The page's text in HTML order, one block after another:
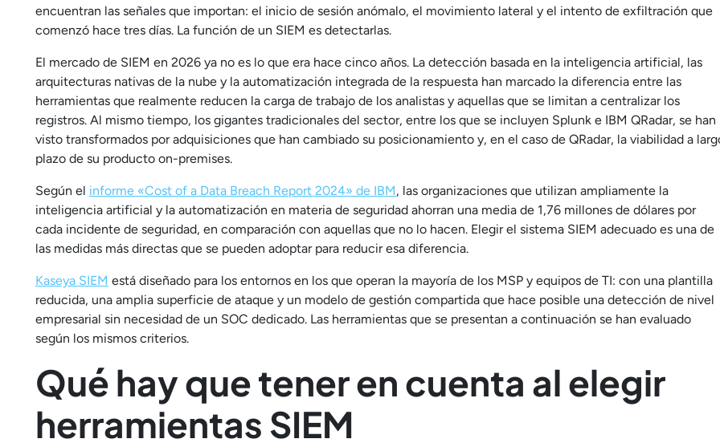
encuentran las señales que importan: el inicio de sesión anómalo, el movimiento lateral y el intento de exfiltración que
comenzó hace tres días. La función de un SIEM es detectarlas.
El mercado de SIEM en 2026 ya no es lo que era hace cinco años. La detección basada en la inteligencia artificial, las
arquitecturas nativas de la nube y la automatización integrada de la respuesta han marcado la diferencia entre las
herramientas que realmente reducen la carga de trabajo de los analistas y aquellas que se limitan a centralizar los
registros. Al mismo tiempo, los gigantes tradicionales del sector, entre los que se incluyen Splunk e IBM QRadar, se han
visto transformados por adquisiciones que han cambiado su posicionamiento y, en el caso de QRadar, la viabilidad a
plazo de su producto on-premises.
Según el informe «Cost of a Data Breach Report 2024» de IBM, las organizaciones que utilizan ampliamente la
inteligencia artificial y la automatización en materia de seguridad ahorran una media de 1,76 millones de dólares por
cada incidente de seguridad, en comparación con aquellas que no lo hacen. Elegir el sistema SIEM adecuado es una de
las medidas más directas que se pueden adoptar para reducir esa diferencia.
Kaseya SIEM está diseñado para los entornos en los que operan la mayoría de los MSP y equipos de TI: con una plantilla
reducida, una amplia superficie de ataque y un modelo de gestión compartida que hace posible una detección de nivel
empresarial sin necesidad de un SOC dedicado. Las herramientas que se presentan a continuación se han evaluado
según los mismos criterios.
Qué hay que tener en cuenta al elegir
herramientas SIEM